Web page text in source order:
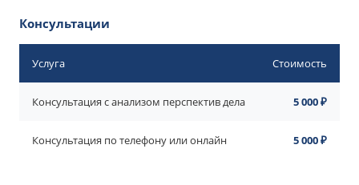
Консультации
Услуга Стоимость
Консультация с анализом перспектив дела 5 000 ₽
Консультация по телефону или онлайн 5 000 ₽